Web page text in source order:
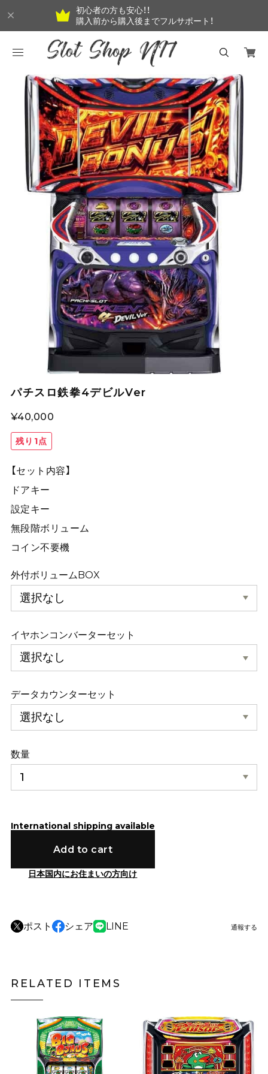
初心者の方も安心！！
購入前から購入後までフルサポート！
パチスロ鉄拳4デビルVer
¥40,000
残り1点
【セット内容】
ドアキー
設定キー
無段階ボリューム
コイン不要機
外付ボリュームBOX
イヤホンコンバーターセット
データカウンターセット
数量
International shipping available
Add to cart
日本国内にお住まいの方向け
ポスト シェア LINE 通報する
RELATED ITEMS